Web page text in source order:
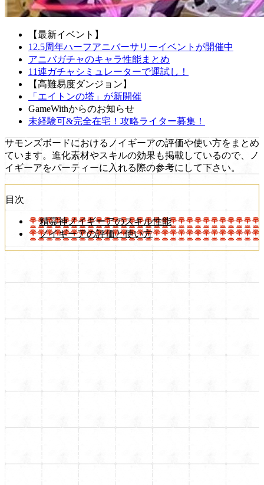
【最新イベント】
12.5周年ハーフアニバーサリーイベントが開催中
アニバガチャのキャラ性能まとめ
11連ガチャシミュレーターで運試し！
【高難易度ダンジョン】
「エイトンの塔」が新開催
GameWithからのお知らせ
未経験可&完全在宅！攻略ライター募集！
サモンズボードにおけるノイギーアの評価や使い方をまとめ
ています。進化素材やスキルの効果も掲載しているので、ノ
イギーアをパーティーに入れる際の参考にして下さい。
目次
精霊神ノイギーアのスキル性能
ノイギーアの評価と使い方